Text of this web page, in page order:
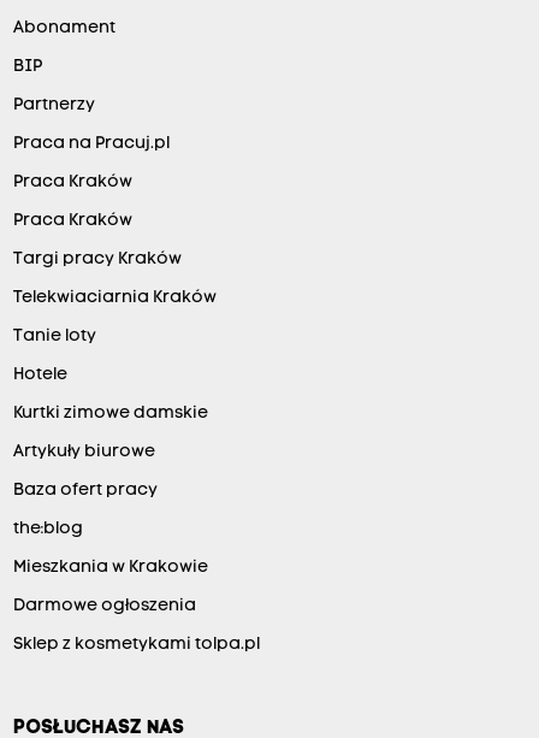
Abonament
BIP
Partnerzy
Praca na Pracuj.pl
Praca Kraków
Praca Kraków
Targi pracy Kraków
Telekwiaciarnia Kraków
Tanie loty
Hotele
Kurtki zimowe damskie
Artykuły biurowe
Baza ofert pracy
the:blog
Mieszkania w Krakowie
Darmowe ogłoszenia
Sklep z kosmetykami tolpa.pl
POSŁUCHASZ NAS